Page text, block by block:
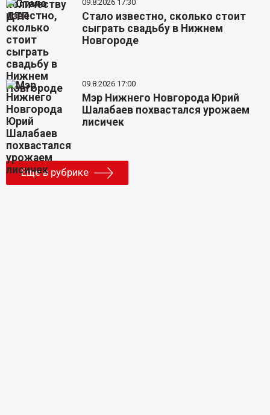
09.8.2026 17:30
Стало известно, сколько стоит
сыграть свадьбу в Нижнем
Новгороде
09.8.2026 17:00
Мэр Нижнего Новгорода Юрий
Шалабаев похвастался урожаем
лисичек
Еще в рубрике